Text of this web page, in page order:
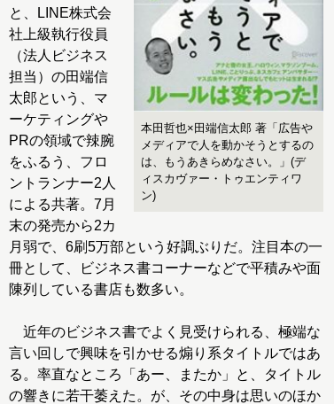
本田哲也×田端信太郎 著「広告や
メディアで人を動かそうとするの
は、もうあきらめなさい。」(デ
ィスカヴァー・トゥエンティワ
ン)
と、LINE株式会
社上級執行役員
（法人ビジネス
担当）の田端信
太郎という、マ
ーケティングや
PRの領域で辣腕
をふるう、フロ
ントランナー2人
による共著。7月
末の発売から2カ
月弱で、6刷5万部という好調ぶりだ。注目本の一
冊として、ビジネス書コーナーなどで平積みや面
陳列している書店も数多い。
近年のビジネス書でよく見受けられる、極端な
言い回しで興味を引かせる煽り系タイトルではあ
る。率直なところ「あー、またか」と、タイトル
の響きに若干萎えた。が、その中身は思いのほか